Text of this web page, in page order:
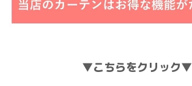
▼こちらをクリック▼